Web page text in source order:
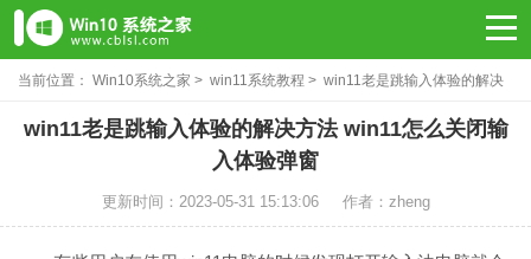
当前位置： Win10系统之家 > win11系统教程 > win11老是跳输入体验的解决
方法
win11老是跳输入体验的解决方法 win11怎么关闭输
入体验弹窗
更新时间：2023-05-31 15:13:06 作者：zheng